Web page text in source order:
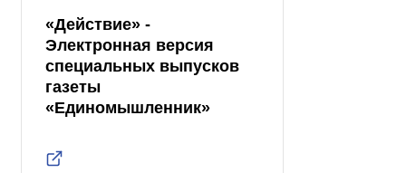
«Действие» -
Электронная версия
специальных выпусков
газеты
«Единомышленник»